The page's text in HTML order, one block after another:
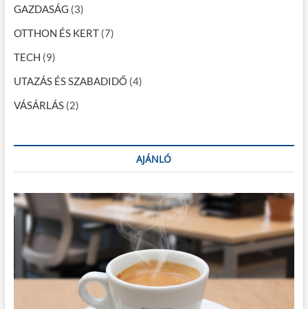
GAZDASÁG (3)
OTTHON ÉS KERT(7)
TECH (9)
UTAZÁS ÉS SZABADIDŐ (4)
VÁSÁRLÁS(2)
AJÁNLÓ